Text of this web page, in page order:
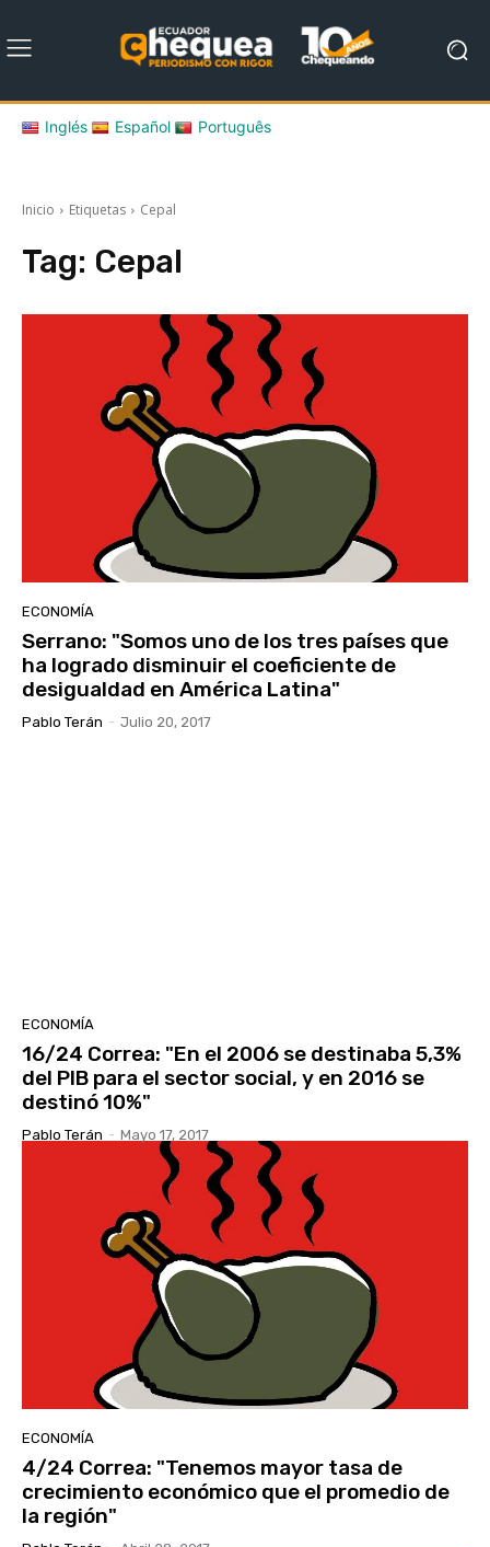
Inglés Español Português
Inicio Etiquetas Cepal
Tag: Cepal
ECONOMÍA
Serrano: "Somos uno de los tres países que
ha logrado disminuir el coeficiente de
desigualdad en América Latina"
Pablo Terán - Julio 20, 2017
ECONOMÍA
16/24 Correa: "En el 2006 se destinaba 5,3%
del PIB para el sector social, y en 2016 se
destinó 10%"
Pablo Terán - Mayo 17, 2017
ECONOMÍA
4/24 Correa: "Tenemos mayor tasa de
crecimiento económico que el promedio de
la región"